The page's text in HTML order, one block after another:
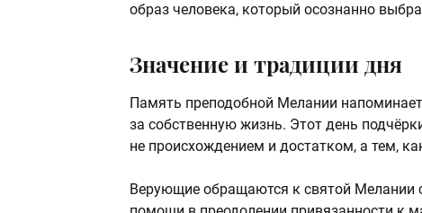
образ человека, который осознанно
Значение и традиции дня
Память преподобной Мелании
за собственную жизнь. Этот день
не происхождением и достатком, а тем,
Верующие обращаются к святой Мелании